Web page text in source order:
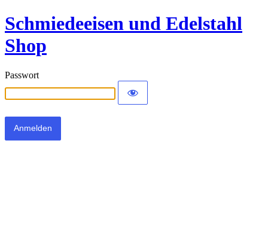
Schmiedeeisen und Edelstahl
Shop
Passwort